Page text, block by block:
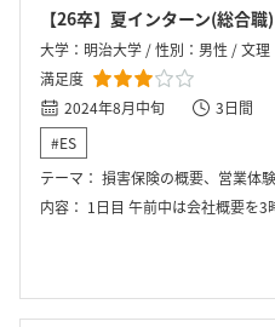
【26卒】夏インターン(総合職)
大学：明治大学 / 性別：男性 / 文理
満足度
2024年8月中旬
3日間
#ES
テーマ： 損害保険の概要、営業体
内容： 1日目 午前中は会社概要を3時間ほぼノンストップで聞き続けた。 午後はグループワークを行った。班員と話し合いながらある会社に対する保険営業の提案の仕方や、実際に事故映像を見て過失の割合はどのくらいかを話し合った。 2日目 社会課題解決に向けた保険を作るグル